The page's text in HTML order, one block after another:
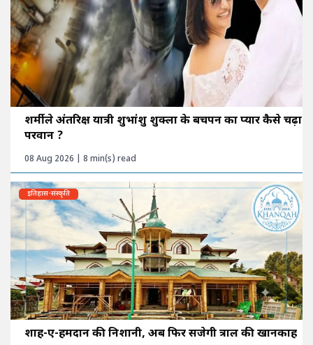
शर्मीले अंतरिक्ष यात्री शुभांशु शुक्ला के बचपन का प्यार कैसे चढ़ा
परवान ?
08 Aug 2026 | 8 min(s) read
इतिहास-संस्कृति
शाह-ए-हमदान की निशानी, अब फिर सजेगी त्राल की खानकाह